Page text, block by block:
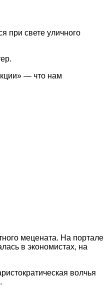
при свете уличного
— что нам
мецената. На портале
в экономистах, на
волчья